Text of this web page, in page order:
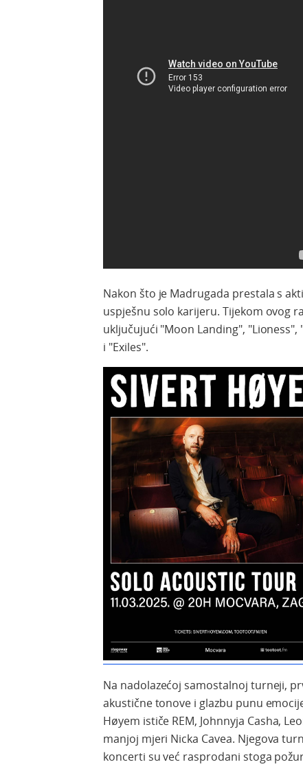
Nakon što je Madrugada prestala s
uspješnu solo karijeru. Tijekom ovog
uključujući "Moon Landing",
i "Exiles".
Na nadolazećoj samostalnoj turneji,
akustične tonove i glazbu punu
Høyem ističe REM, Johnnyja Casha,
manjoj mjeri Nicka Cavea. Njegova
koncerti su već rasprodani stoga